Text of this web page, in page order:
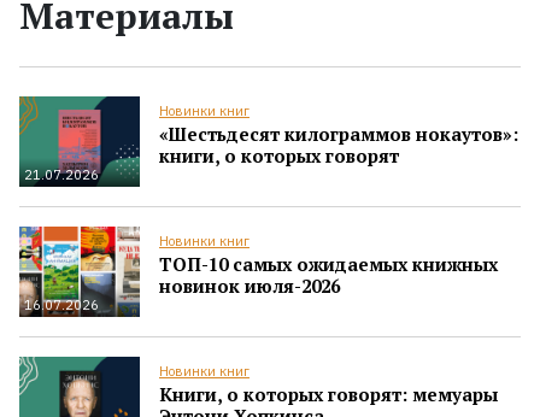
Материалы
21.07.2026
Новинки книг
«Шестьдесят килограммов нокаутов»:
книги, о которых говорят
16.07.2026
Новинки книг
ТОП-10 самых ожидаемых книжных
новинок июля-2026
Новинки книг
Книги, о которых говорят: мемуары